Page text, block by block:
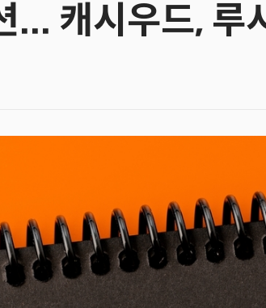
크리스의 뉴욕 시그널
... 캐시우드, 루